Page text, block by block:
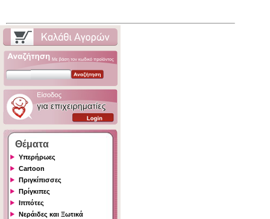
Θέματα
Υπερήρωες
Cartoon
Πριγκίπισσες
Πρίγκιπες
Ιππότες
Νεράιδες και Ξωτικά